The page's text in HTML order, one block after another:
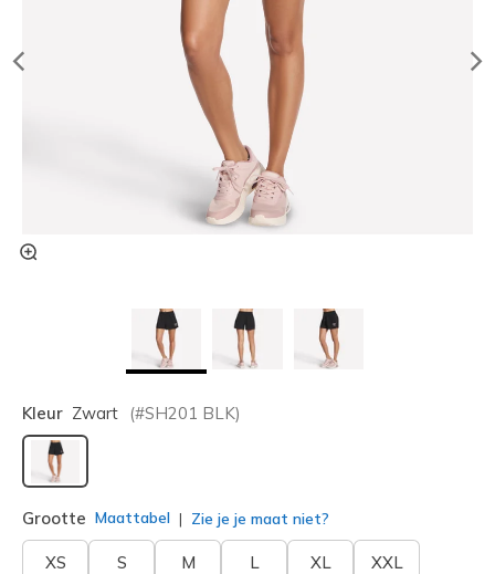
Kleur Zwart (#SH201 BLK)
geselecteerd
Grootte Maattabel Zie je je maat niet?
XS S M L XL XXL